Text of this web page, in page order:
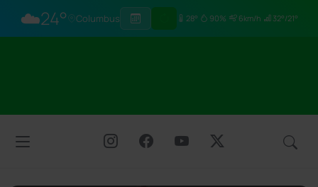
☁️24° Columbus 28° 90% 6km/h 32°/21°